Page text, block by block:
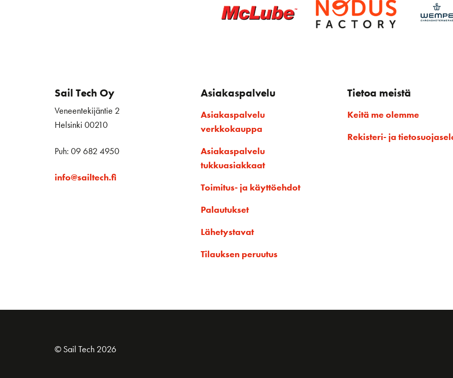
Sail Tech Oy
Veneentekijäntie 2
Helsinki 00210
Puh: 09 682 4950
info@sailtech.fi
Asiakaspalvelu
Asiakaspalvelu
verkkokauppa
Asiakaspalvelu
tukkuasiakkaat
Toimitus- ja käyttöehdot
Palautukset
Lähetystavat
Tilauksen peruutus
Tietoa meistä
Keitä me olemme
Rekisteri- ja
© Sail Tech 2026